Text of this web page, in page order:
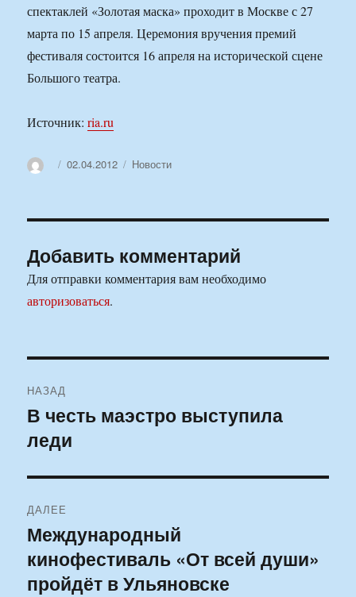
спектаклей «Золотая маска» проходит в Москве с 27
марта по 15 апреля. Церемония вручения премий
фестиваля состоится 16 апреля на исторической сцене
Большого театра.
Источник:ria.ru
АвторОпубликовано
02.04.2012 Рубрики
Новости
Добавить комментарий
Для отправки комментария вам необходимо
авторизоваться.
по
записям
НАЗАД
Предыдущая
запись:
В честь маэстро выступила
леди
ДАЛЕЕ
Следующая
запись:
Международный
кинофестиваль «От всей души»
пройдёт в Ульяновске